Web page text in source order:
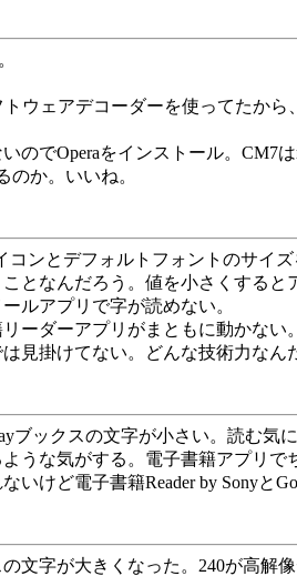
ウェアデコーダーを使ってたか
でOperaをインストール。CM7
のか。いいね。
コンとデフォルトフォントのサ
となんだろう。値を小さくする
ルアプリで字が読めない。
ーダーアプリがまともに動かな
見掛けてない。どんな技術力なん
ブックスの文字が小さい。読む
うな気がする。電子書籍アプリで
いけど電子書籍Reader by Sonyと
の文字が大きくなった。240が高